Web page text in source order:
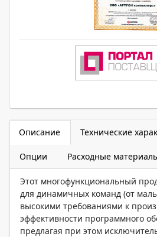
Описание Технические
Опции Расходные
Этот многофункциональный
для динамичных команд (от
высокими требованиями к
эффективности программного
предлагая при этом